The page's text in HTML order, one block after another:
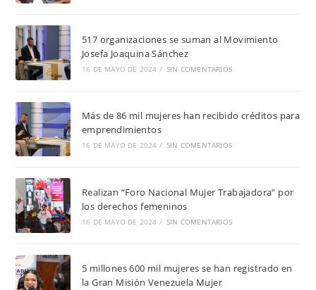
517 organizaciones se suman al Movimiento
Josefa Joaquina Sánchez
16 DE MAYO DE 2024 / SIN COMENTARIOS
Más de 86 mil mujeres han recibido créditos para
emprendimientos
16 DE MAYO DE 2024 / SIN COMENTARIOS
Realizan “Foro Nacional Mujer Trabajadora” por
los derechos femeninos
16 DE MAYO DE 2024 / SIN COMENTARIOS
5 millones 600 mil mujeres se han registrado en
la Gran Misión Venezuela Mujer